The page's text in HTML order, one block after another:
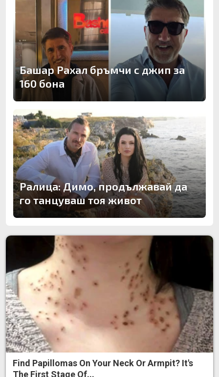
Башар Рахал бръмчи с джип за
160 бона
Ралица: Димо, продължавай да
го танцуваш тоя живот
Find Papillomas On Your Neck Or Armpit? It's
The First Stage Of...